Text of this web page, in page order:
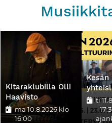
Kitaraklubilla Olli
Haavisto
ma 10.8.2026 klo
16:00
Kesän
ti
-